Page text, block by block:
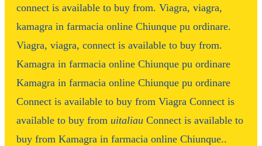
connect is available to buy from. Viagra, viagra,
kamagra in farmacia online Chiunque pu ordinare.
Viagra, viagra, connect is available to buy from.
Kamagra in farmacia online Chiunque pu ordinare
Kamagra in farmacia online Chiunque pu ordinare
Connect is available to buy from Viagra Connect is
available to buy from uitaliau Connect is available to
buy from Kamagra in farmacia online Chiunque..